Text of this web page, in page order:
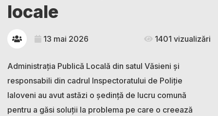
locale
13 mai 2026 1401 vizualizări
Administrația Publică Locală din satul Văsieni și
responsabili din cadrul Inspectoratului de Poliție
Ialoveni au avut astăzi o ședință de lucru comună
pentru a găsi soluții la problema pe care o creează